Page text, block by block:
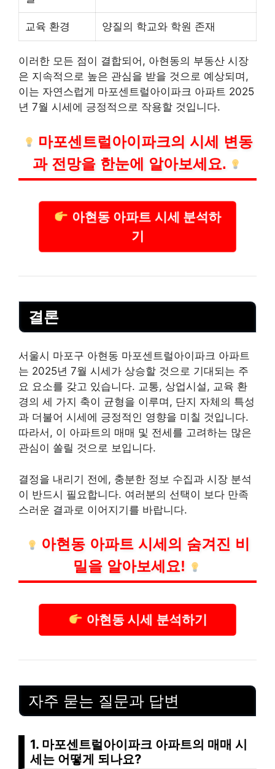
교육 환경 양질의 학교와 학원 존재
이러한 모든 점이 결합되어, 아현동의 부동산 시장
은 지속적으로 높은 관심을 받을 것으로 예상되며,
이는 자연스럽게 마포센트럴아이파크 아파트 2025
년 7월 시세에 긍정적으로 작용할 것입니다.
마포센트럴아이파크의 시세 변동
과 전망을 한눈에 알아보세요.
아현동 아파트 시세 분석하
기
결론
서울시 마포구 아현동 마포센트럴아이파크 아파트
는 2025년 7월 시세가 상승할 것으로 기대되는 주
요 요소를 갖고 있습니다. 교통, 상업시설, 교육 환
경의 세 가지 축이 균형을 이루며, 단지 자체의 특성
과 더불어 시세에 긍정적인 영향을 미칠 것입니다.
따라서, 이 아파트의 매매 및 전세를 고려하는 많은
관심이 쏠릴 것으로 보입니다.
결정을 내리기 전에, 충분한 정보 수집과 시장 분석
이 반드시 필요합니다. 여러분의 선택이 보다 만족
스러운 결과로 이어지기를 바랍니다.
아현동 아파트 시세의 숨겨진 비
밀을 알아보세요!
아현동 시세 분석하기
자주 묻는 질문과 답변
1. 마포센트럴아이파크 아파트의 매매 시
세는 어떻게 되나요?